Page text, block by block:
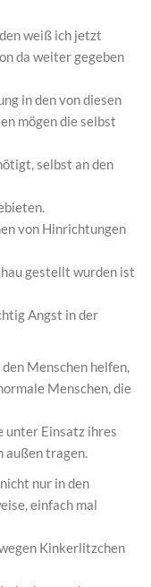
weiß ich jetzt
da weiter gegeben
in den von diesen
mögen die selbst
selbst an den
von Hinrichtungen
gestellt wurden ist
Angst in der
Menschen helfen,
Menschen, die
unter Einsatz ihres
außen tragen.
nur in den
einfach mal
Kinkerlitzchen